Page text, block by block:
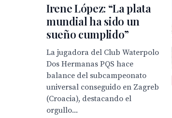
Irene López: “La plata
mundial ha sido un
sueño cumplido”
La jugadora del Club Waterpolo
Dos Hermanas PQS hace
balance del subcampeonato
universal conseguido en Zagreb
(Croacia), destacando el
orgullo...